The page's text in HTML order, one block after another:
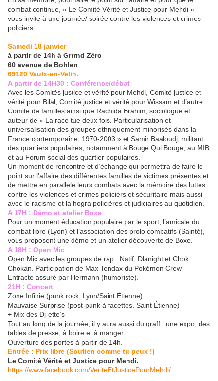
combat continue, « Le Comité Vérité et Justice pour Mehdi »
vous invite à une journée/ soirée contre les violences et crimes
policiers.
Samedi 18 janvier
à partir de 14h à Grrrnd Zéro
60 avenue de Bohlen
69120 Vaulx-en-Velin.
A partir de 14H30 : Conférence/débat
Avec les Comités justice et vérité pour Mehdi, Comité justice et
vérité pour Bilal, Comité justice et vérité pour Wissam et d’autre
Comité de familles ainsi que Rachida Brahim, sociologue et
auteur de « La race tue deux fois. Particularisation et
universalisation des groupes ethniquement minorisés dans la
France contemporaine, 1970-2003 » et Samir Baaloudj, militant
des quartiers populaires, notamment à Bouge Qui Bouge, au MIB
et au Forum social des quartier populaires.
Un moment de rencontre et d’échange qui permettra de faire le
point sur l’affaire des différentes familles de victimes présentes et
de mettre en parallele leurs combats avec la mémoire des luttes
contre les violences et crimes policiers et sécuritaire mais aussi
avec le racisme et la hogra policières et judiciaires au quotidien.
A 17H : Démo et atelier Boxe
Pour un moment éducation populaire par le sport, l’amicale du
combat libre (Lyon) et l’association des prolo combatifs (Sainté),
vous proposent une démo et un atelier découverte de Boxe.
A 18H : Open Mic
Open Mic avec les groupes de rap : Natif, Dlanight et Chok
Chokan. Participation de Max Tendax du Pokémon Crew.
Entracte assuré par Hermann (humoriste).
21H : Concert
Zone Infinie (punk rock, Lyon/Saint Étienne)
Mauvaise Surprise (post-punk à facettes, Saint Étienne)
+ Mix des Dj-ette’s
Tout au long de la journée, il y aura aussi du graff., une expo, des
tables de presse, à boire et à manger.....
Ouverture des portes à partir de 14h.
Entrée : Prix libre (Soutien comme tu peux !)
Le Comité Vérité et Justice pour Mehdi.
https://www.facebook.com/VeriteEtJusticePourMehdi/